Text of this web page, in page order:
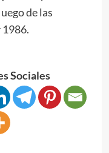
de las
1986.
Sociales